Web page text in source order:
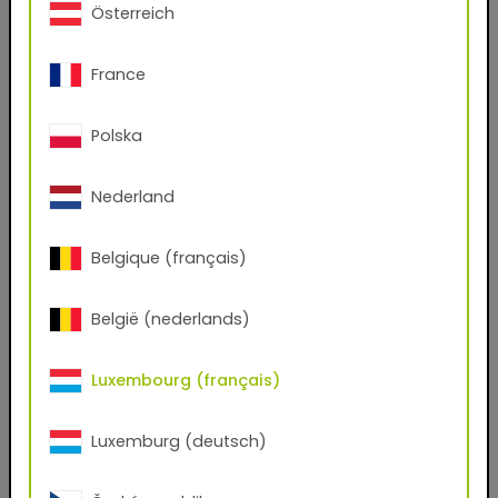
Oui
Non
Prénom
Email
Numéro de téléphone
Österreich
France
Polska
Nederland
Belgique (français)
België (nederlands)
Luxembourg (français)
Luxemburg (deutsch)